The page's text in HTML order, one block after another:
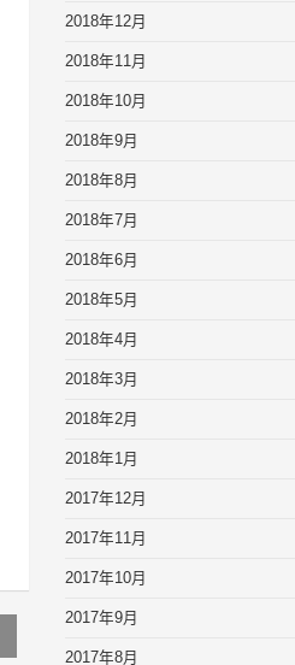
2018年12月
2018年11月
2018年10月
2018年9月
2018年8月
2018年7月
2018年6月
2018年5月
2018年4月
2018年3月
2018年2月
2018年1月
2017年12月
2017年11月
2017年10月
2017年9月
2017年8月